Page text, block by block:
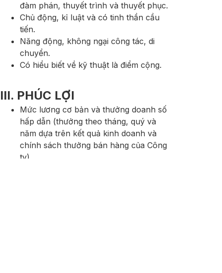
đàm phán, thuyết trình và thuyết phục.
Chủ động, kỉ luật và có tinh thần cầu
tiến.
Năng động, không ngại công tác, di
chuyển.
Có hiểu biết về kỹ thuật là điểm cộng.
III. PHÚC LỢI
Mức lương cơ bản và thưởng doanh số
hấp dẫn (thưởng theo tháng, quý và
năm dựa trên kết quả kinh doanh và
chính sách thưởng bán hàng của Công
ty).